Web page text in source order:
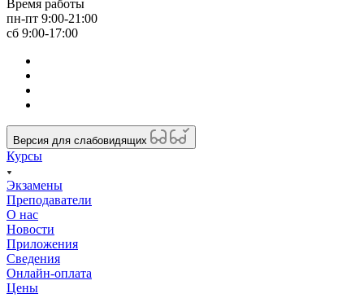
Время работы
пн-пт 9:00-21:00
сб 9:00-17:00
Версия для слабовидящих
Курсы
Экзамены
Преподаватели
О нас
Новости
Приложения
Сведения
Онлайн-оплата
Цены